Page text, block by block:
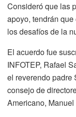
Consideró que las
apoyo, tendrán
losdesafíos de la
El acuerdo fue
INFOTEP, Rafael
el reverendo padre
consejo de
Americano,